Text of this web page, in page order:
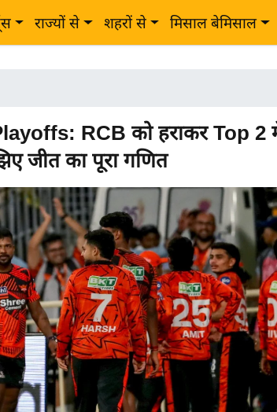
राज्यों से शहरों से मिसाल बेमिसाल
RCB को हराकर Top 2
जीत का पूरा गणित